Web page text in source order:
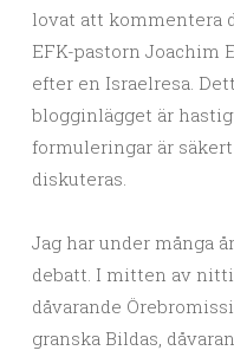
lovat att kommentera
EFK-pastorn Joachim
efter en Israelresa.
blogginlägget är
formuleringar är
diskuteras.
Jag har under många
debatt. I mitten av
dåvarande
granska Bildas,